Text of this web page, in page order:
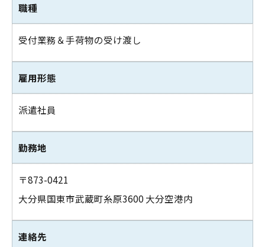
職種
受付業務＆手荷物の受け渡し
雇用形態
派遣社員
勤務地
〒873-0421
大分県国東市武蔵町糸原3600 大分空港内
連絡先